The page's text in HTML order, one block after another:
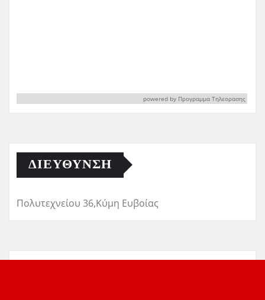
powered by Προγραμμα Τηλεορασης
ΔΙΕΎΘΥΝΣΗ
Πολυτεχνείου 36,Κύμη Ευβοίας